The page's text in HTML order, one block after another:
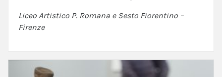
Liceo Artistico P. Romana e Sesto Fiorentino –
Firenze